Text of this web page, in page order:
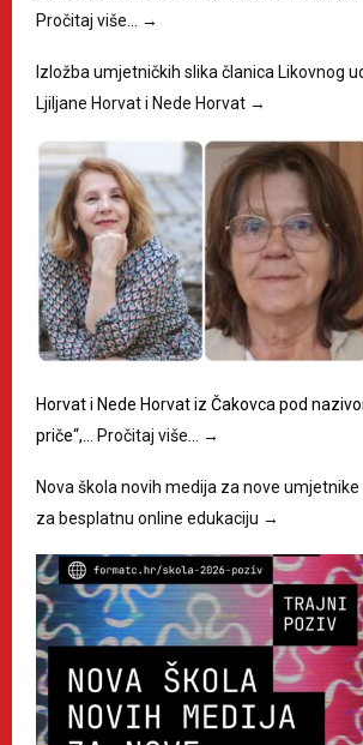
Pročitaj više…
→
Izložba umjetničkih slika članica Likovnog
Ljiljane Horvat i Nede Horvat →
Horvat i Nede Horvat iz Čakovca pod
priče“,…
Pročitaj više… →
Nova škola novih medija za nove
za besplatnu online edukaciju →